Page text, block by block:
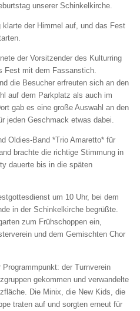
unserer Schinkelkirche.
der Himmel auf, und das Fest
der Vorsitzender des Kulturring
Fest mit dem Fassanstich.
die Besucher erfreuten sich an den
auf dem Parkplatz als auch im
gab es eine große Auswahl an den
jeden Geschmack etwas dabei.
Oldies-Band *Trio Amaretto* für
brachte die richtige Stimmung in
dauerte bis in die späten
um 10 Uhr, bei dem
in der Schinkelkirche begrüßte.
zum Frühschoppen ein,
und dem Gemischten Chor
der Turnverein
gekommen und verwandelte
Die Minix, die New Kids, die
traten auf und sorgten erneut für